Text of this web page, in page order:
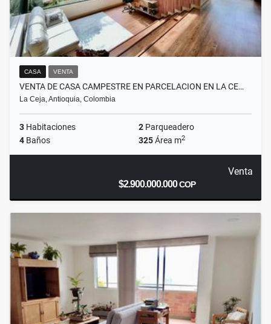
CASA VENTA
VENTA DE CASA CAMPESTRE EN PARCELACION EN LA CE…
La Ceja, Antioquia, Colombia
3 Habitaciones 2 Parqueadero
4 Baños 325Área m2
Venta
$2.900.000.000COP